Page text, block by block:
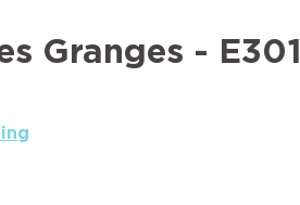
Granges - E301